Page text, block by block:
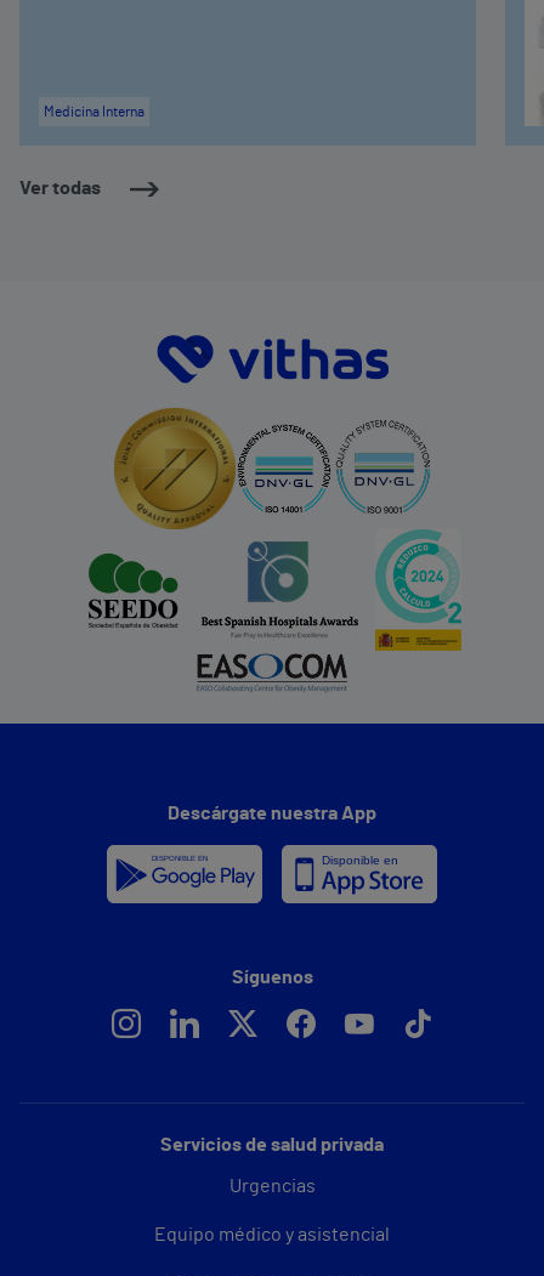
Ver todas
Medicina Interna
Servicios de salud privada
Urgencias
Equipo médico y asistencial
Descárgate nuestra App
Síguenos